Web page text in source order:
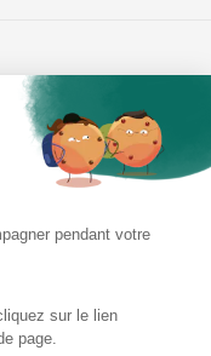
pendant votre
sur le lien
page.